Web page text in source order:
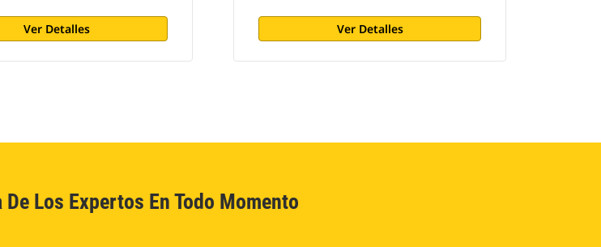
Ver Detalles Ver Detalles
Los Expertos En Todo Momento